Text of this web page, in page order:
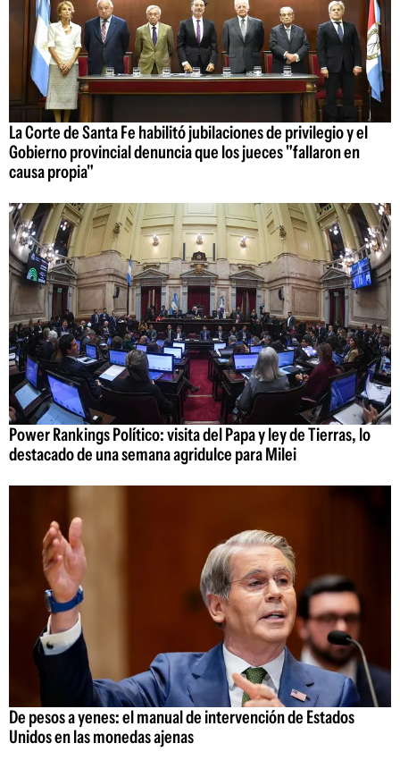
La Corte de Santa Fe habilitó jubilaciones de privilegio y el
Gobierno provincial denuncia que los jueces "fallaron en
causa propia"
Power Rankings Político: visita del Papa y ley de Tierras, lo
destacado de una semana agridulce para Milei
De pesos a yenes: el manual de intervención de Estados
Unidos en las monedas ajenas